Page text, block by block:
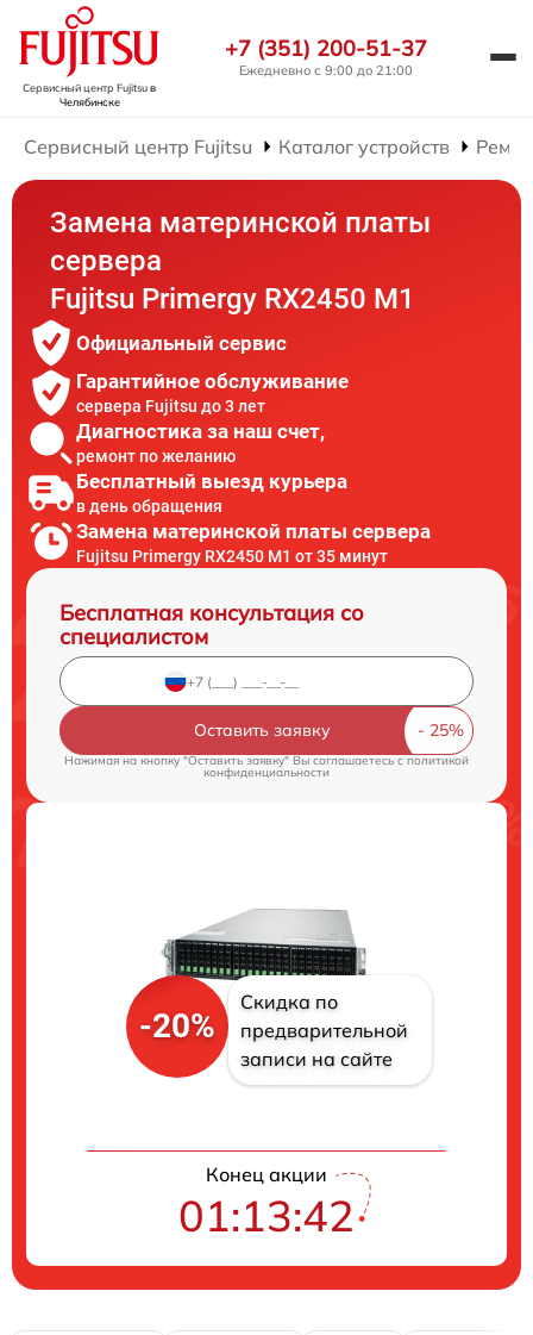
Сервисный центр Fujitsuв
Челябинске
+7 (351) 200-51-37
Ежедневно с 9:00 до 21:00
Сервисный центр Fujitsu Каталог устройств
Замена материнской платы
сервера
Fujitsu Primergy RX2450 M1
Официальный сервис
Гарантийное обслуживание
сервера Fujitsu до 3 лет
Диагностика за наш счет,
ремонт по желанию
Бесплатный выезд курьера
в день обращения
Замена материнской платы сервера
Fujitsu Primergy RX2450 M1 от 35 минут
Бесплатная консультация со
специалистом
Оставить заявку
Нажимая на кнопку "Оставить заявку" Вы соглашаетесь cполитикой
конфиденциальности
-20%
Скидка по
предварительной
записи на сайте
Конец акции
01:13:41